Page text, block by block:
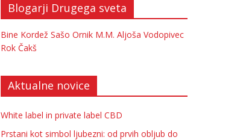
Blogarji Drugega sveta
Bine Kordež Sašo Ornik M.M. Aljoša Vodopivec
Rok Čakš
Aktualne novice
White label in private label CBD
Prstani kot simbol ljubezni: od prvih obljub do